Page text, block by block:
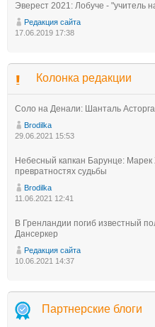
Эверест 2021: Лобуче - "учитель
Редакция сайта
17.06.2019 17:38
Колонка редакции
Соло на Денали: Шанталь
Brodilka
29.06.2021 15:53
Небесный капкан Барунце:
превратностях судьбы
Brodilka
11.06.2021 12:41
В Гренландии погиб известный
Дансеркер
Редакция сайта
10.06.2021 14:37
Партнерские блоги